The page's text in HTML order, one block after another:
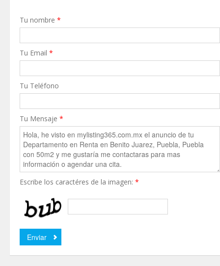
Tu nombre *
Tu Email *
Tu Teléfono
Tu Mensaje *
Escribe los caractéres de la imagen: *